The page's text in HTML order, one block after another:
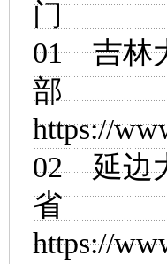
门
01吉林
部
https://
02延边
省
https://